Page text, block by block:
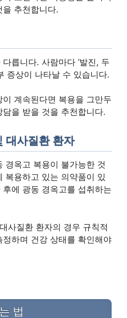
을 추천합니다.
릅니다. 사람마다 ‘발진, 두
증상이 나타날 수 있습니다.
계속된다면 복용을 그만두
을 받을 것을 추천합니다.
대사질환 환자
경옥고 복용이 불가능한 것
복용하고 있는 의약품이 있
에 광동 경옥고를 섭취하는
사질환 환자의 경우 규칙적
하며 건강 상태를 확인해야
법